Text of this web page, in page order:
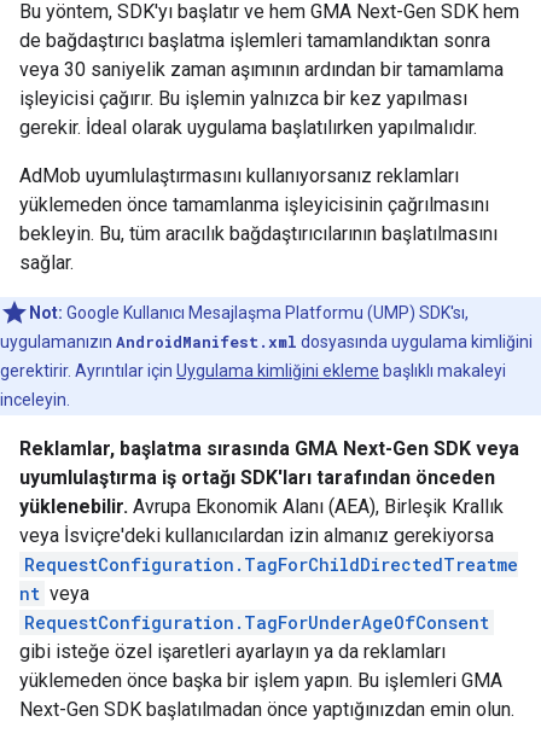
Bu yöntem, SDK'yı başlatır ve hem GMA Next-Gen SDK hem
de bağdaştırıcı başlatma işlemleri tamamlandıktan sonra
veya 30 saniyelik zaman aşımının ardından bir tamamlama
işleyicisi çağırır. Bu işlemin yalnızca bir kez yapılması
gerekir. İdeal olarak uygulama başlatılırken yapılmalıdır.
AdMob uyumlulaştırmasını kullanıyorsanız reklamları
yüklemeden önce tamamlanma işleyicisinin çağrılmasını
bekleyin. Bu, tüm aracılık bağdaştırıcılarının başlatılmasını
sağlar.
Not: Google Kullanıcı Mesajlaşma Platformu (UMP) SDK'sı,
uygulamanızın AndroidManifest.xml dosyasında uygulama kimliğini
gerektirir. Ayrıntılar için Uygulama kimliğini ekleme başlıklı makaleyi
inceleyin.
Reklamlar, başlatma sırasında GMA Next-Gen SDK veya
uyumlulaştırma iş ortağı SDK'ları tarafından önceden
yüklenebilir. Avrupa Ekonomik Alanı (AEA), Birleşik Krallık
veya İsviçre'deki kullanıcılardan izin almanız gerekiyorsa
RequestConfiguration.TagForChildDirectedTreatme
nt veya
RequestConfiguration.TagForUnderAgeOfConsent
gibi isteğe özel işaretleri ayarlayın ya da reklamları
yüklemeden önce başka bir işlem yapın. Bu işlemleri GMA
Next-Gen SDK başlatılmadan önce yaptığınızdan emin olun.